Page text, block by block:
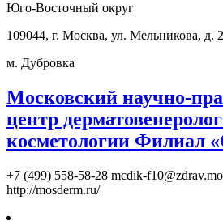
Юго-Восточный округ
109044, г. Москва, ул. Мельникова, д.
м. Дубровка
Московский научно-
центр
косметологии Филиал
+7 (499) 558-58-28 mcdik-
http://mosderm.ru/